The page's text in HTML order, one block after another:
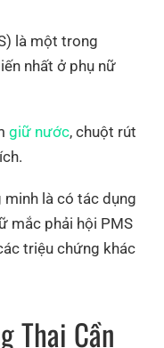
là một trong
nhất ở phụ nữ
giữ nước, chuột rút
là có tác dụng
mắc phải hội PMS
triệu chứng khác
Thai Cần